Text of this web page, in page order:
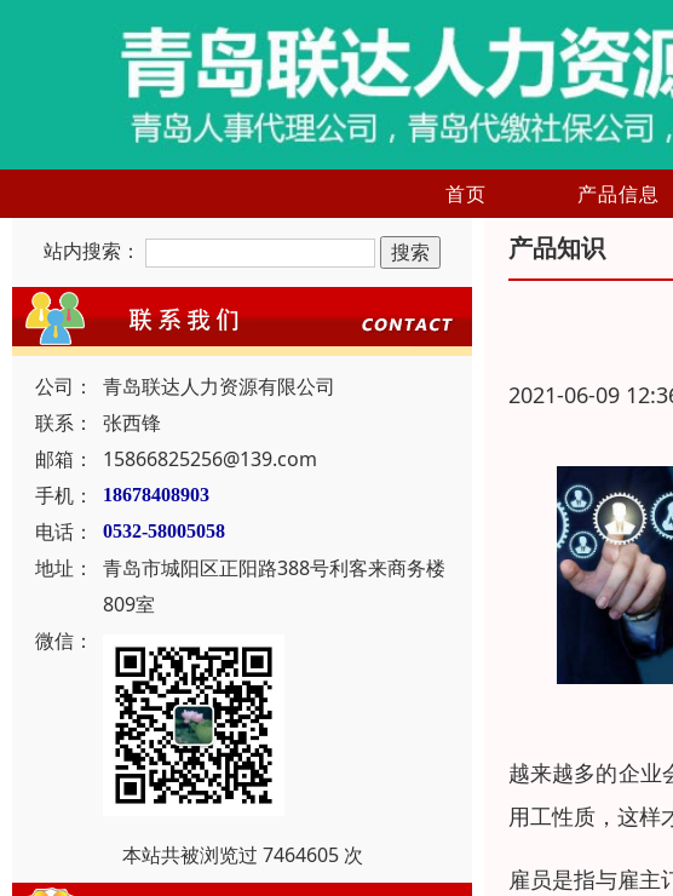
首页 产品信息
站内搜索：
公司：
青岛联达人力资源有限公司
联系：
张西锋
邮箱：
15866825256@139.com
手机：
18678408903
电话： 0532-58005058
地址：
青岛市城阳区正阳路388号利客来商务楼
809室
微信：
本站共被浏览过 7464605 次
产品知识
2021-06-09
越来越多的企业
用工性质，这样
雇员是指与雇主